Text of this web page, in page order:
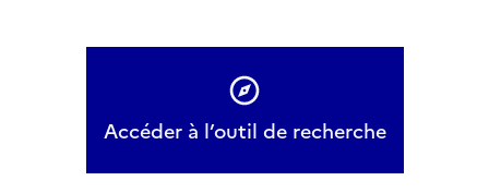
Accéder à l’outil de recherche